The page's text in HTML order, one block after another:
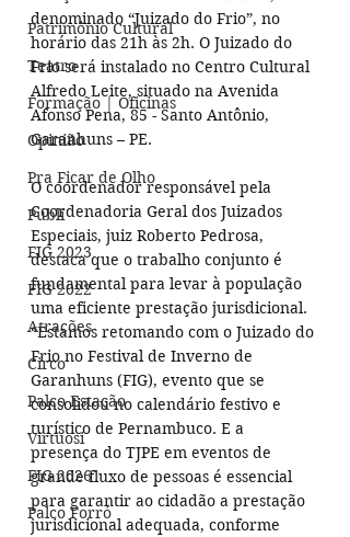
Patrimônio Cultural
Teatro
Formação | Oficinas
Opinião
Pra Ficar de Olho
Publi
FIG 2023
FIG 2022
Atrações
Circo
Palco Estação
Virtuosi
FIG 2026
Palco Forró
denominado “Juizado do Frio”, no
horário das 21h às 2h. O Juizado do
Frio será instalado no Centro Cultural
Alfredo Leite, situado na Avenida
Afonso Pena, 85 - Santo Antônio,
Garanhuns – PE.
O coordenador responsável pela
Coordenadoria Geral dos Juizados
Especiais, juiz Roberto Pedrosa,
destaca que o trabalho conjunto é
fundamental para levar à população
uma eficiente prestação jurisdicional.
“Estamos retomando com o Juizado do
Frio no Festival de Inverno de
Garanhuns (FIG), evento que se
consolidou no calendário festivo e
turístico de Pernambuco. E a
presença do TJPE em eventos de
grande fluxo de pessoas é essencial
para garantir ao cidadão a prestação
jurisdicional adequada, conforme